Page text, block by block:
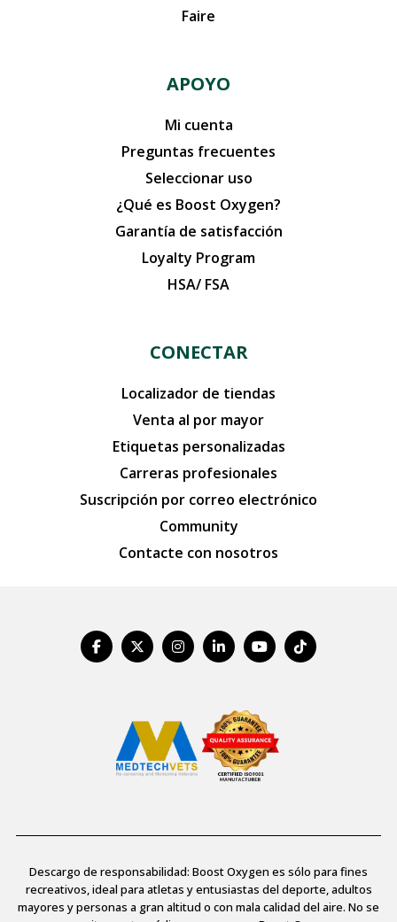
Faire
APOYO
Mi cuenta
Preguntas frecuentes
Seleccionar uso
¿Qué es Boost Oxygen?
Garantía de satisfacción
Loyalty Program
HSA/ FSA
CONECTAR
Localizador de tiendas
Venta al por mayor
Etiquetas personalizadas
Carreras profesionales
Suscripción por correo electrónico
Community
Contacte con nosotros
Descargo de responsabilidad: Boost Oxygen es sólo para fines
recreativos, ideal para atletas y entusiastas del deporte, adultos
mayores y personas a gran altitud o con mala calidad del aire. No se